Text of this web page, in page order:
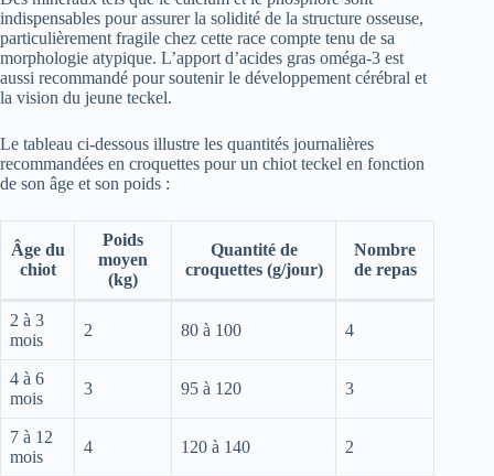
indispensables pour assurer la solidité de la structure osseuse,
particulièrement fragile chez cette race compte tenu de sa
morphologie atypique. L’apport d’acides gras oméga-3 est
aussi recommandé pour soutenir le développement cérébral et
la vision du jeune teckel.
Le tableau ci-dessous illustre les quantités journalières
recommandées en croquettes pour un chiot teckel en fonction
de son âge et son poids :
Âge du
chiot
Poids
moyen
(kg)
Quantité de
croquettes (g/jour)
Nombre
de repas
2 à 3
mois
2 80 à 100 4
4 à 6
mois
3 95 à 120 3
7 à 12
mois
4 120 à 140 2